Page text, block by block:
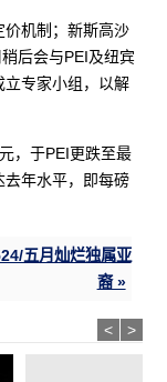
价机制；新斯高沙
后会与PEI及纽宾
立专家小组，以解
，于PEI更跌至最
年水平，即每磅
五月灿烂独属亚
裔 »
< >